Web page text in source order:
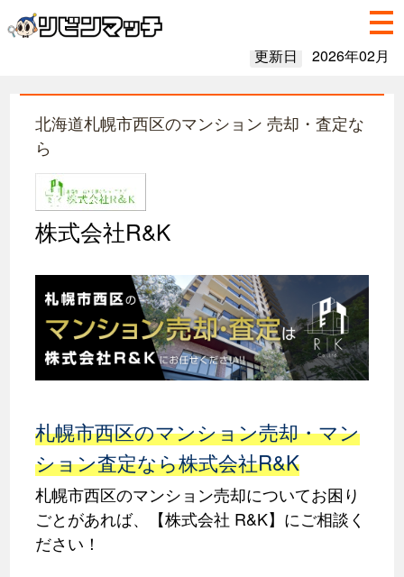
更新日 2026年02月
北海道札幌市西区のマンション 売却・査定な
ら
株式会社R&K
札幌市西区のマンション売却・マン
ション査定なら株式会社R&K
札幌市西区のマンション売却についてお困り
ごとがあれば、【株式会社 R&K】にご相談く
ださい！